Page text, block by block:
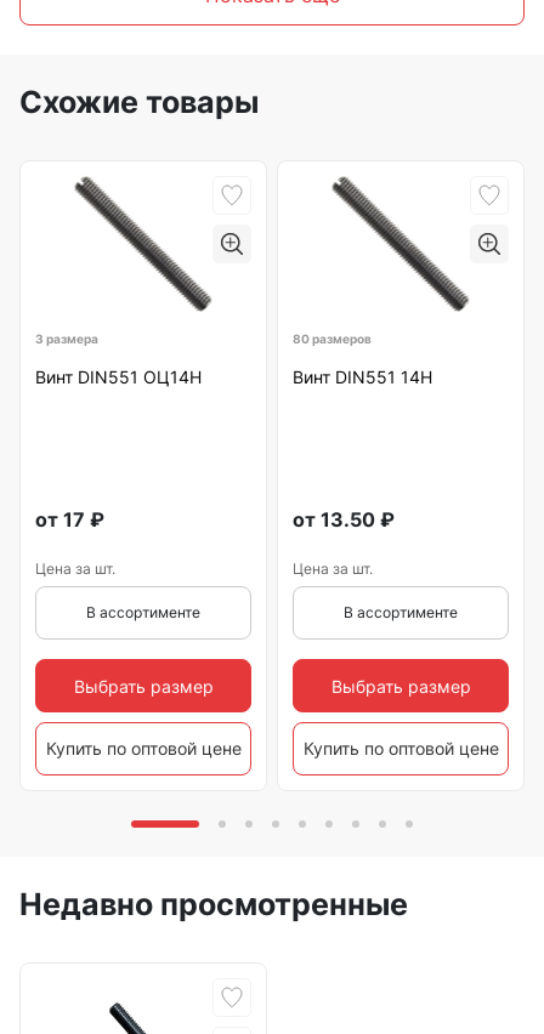
Схожие товары
3 размера
Винт DIN551 ОЦ14Н
от 17 ₽
Цена за шт.
В ассортименте
Выбрать размер
Купить по оптовой цене
80 размеров
Винт DIN551 14Н
от 13.50 ₽
Цена за шт.
В ассортименте
Выбрать размер
Купить по оптовой цене
Недавно просмотренные